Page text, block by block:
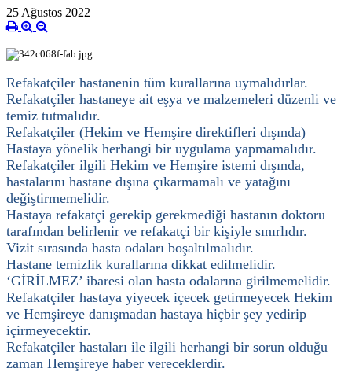
25 Ağustos 2022
Refakatçiler hastanenin tüm kurallarına uymalıdırlar.
Refakatçiler hastaneye ait eşya ve malzemeleri düzenli ve
temiz tutmalıdır.
Refakatçiler (Hekim ve Hemşire direktifleri dışında)
Hastaya yönelik herhangi bir uygulama yapmamalıdır.
Refakatçiler ilgili Hekim ve Hemşire istemi dışında,
hastalarını hastane dışına çıkarmamalı ve yatağını
değiştirmemelidir.
Hastaya refakatçi gerekip gerekmediği hastanın doktoru
tarafından belirlenir ve refakatçi bir kişiyle sınırlıdır.
Vizit sırasında hasta odaları boşaltılmalıdır.
Hastane temizlik kurallarına dikkat edilmelidir.
‘GİRİLMEZ’ ibaresi olan hasta odalarına girilmemelidir.
Refakatçiler hastaya yiyecek içecek getirmeyecek Hekim
ve Hemşireye danışmadan hastaya hiçbir şey yedirip
içirmeyecektir.
Refakatçiler hastaları ile ilgili herhangi bir sorun olduğu
zaman Hemşireye haber vereceklerdir.